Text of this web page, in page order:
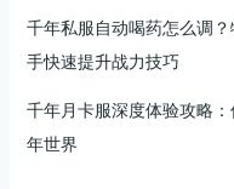
千年私服自动喝药怎么调
手快速提升战力技巧
千年月卡服深度体验攻略
年世界